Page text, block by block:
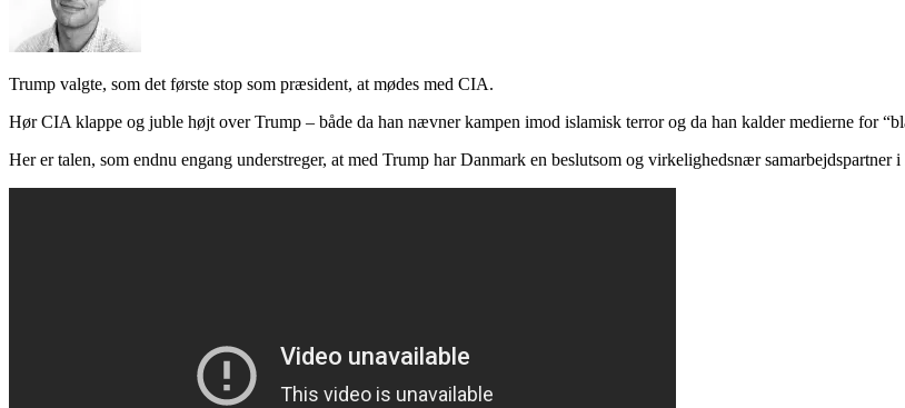
Trump valgte, som det første stop som præsident, at mødes med CIA.
Hør CIA klappe og juble højt over Trump – både da han nævner kampen imod islamisk terror og da han kalder medierne for
Her er talen, som endnu engang understreger, at med Trump har Danmark en beslutsom og virkelighedsnær samarbejdspartner